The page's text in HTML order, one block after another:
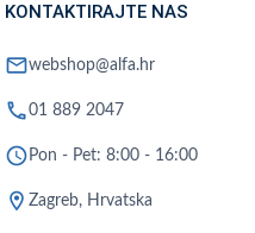
KONTAKTIRAJTE NAS
mailwebshop@alfa.hr
phone01 889 2047
schedule Pon - Pet: 8:00 - 16:00
location_on Zagreb, Hrvatska